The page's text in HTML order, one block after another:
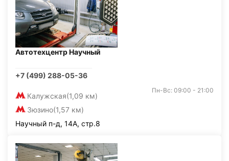
Автотехцентр Научный
+7 (499) 288-05-36
Калужская(1,09 км)
Зюзино(1,57 км)
Пн-Вс: 09:00 - 21:00
Научный п-д, 14А, стр.8